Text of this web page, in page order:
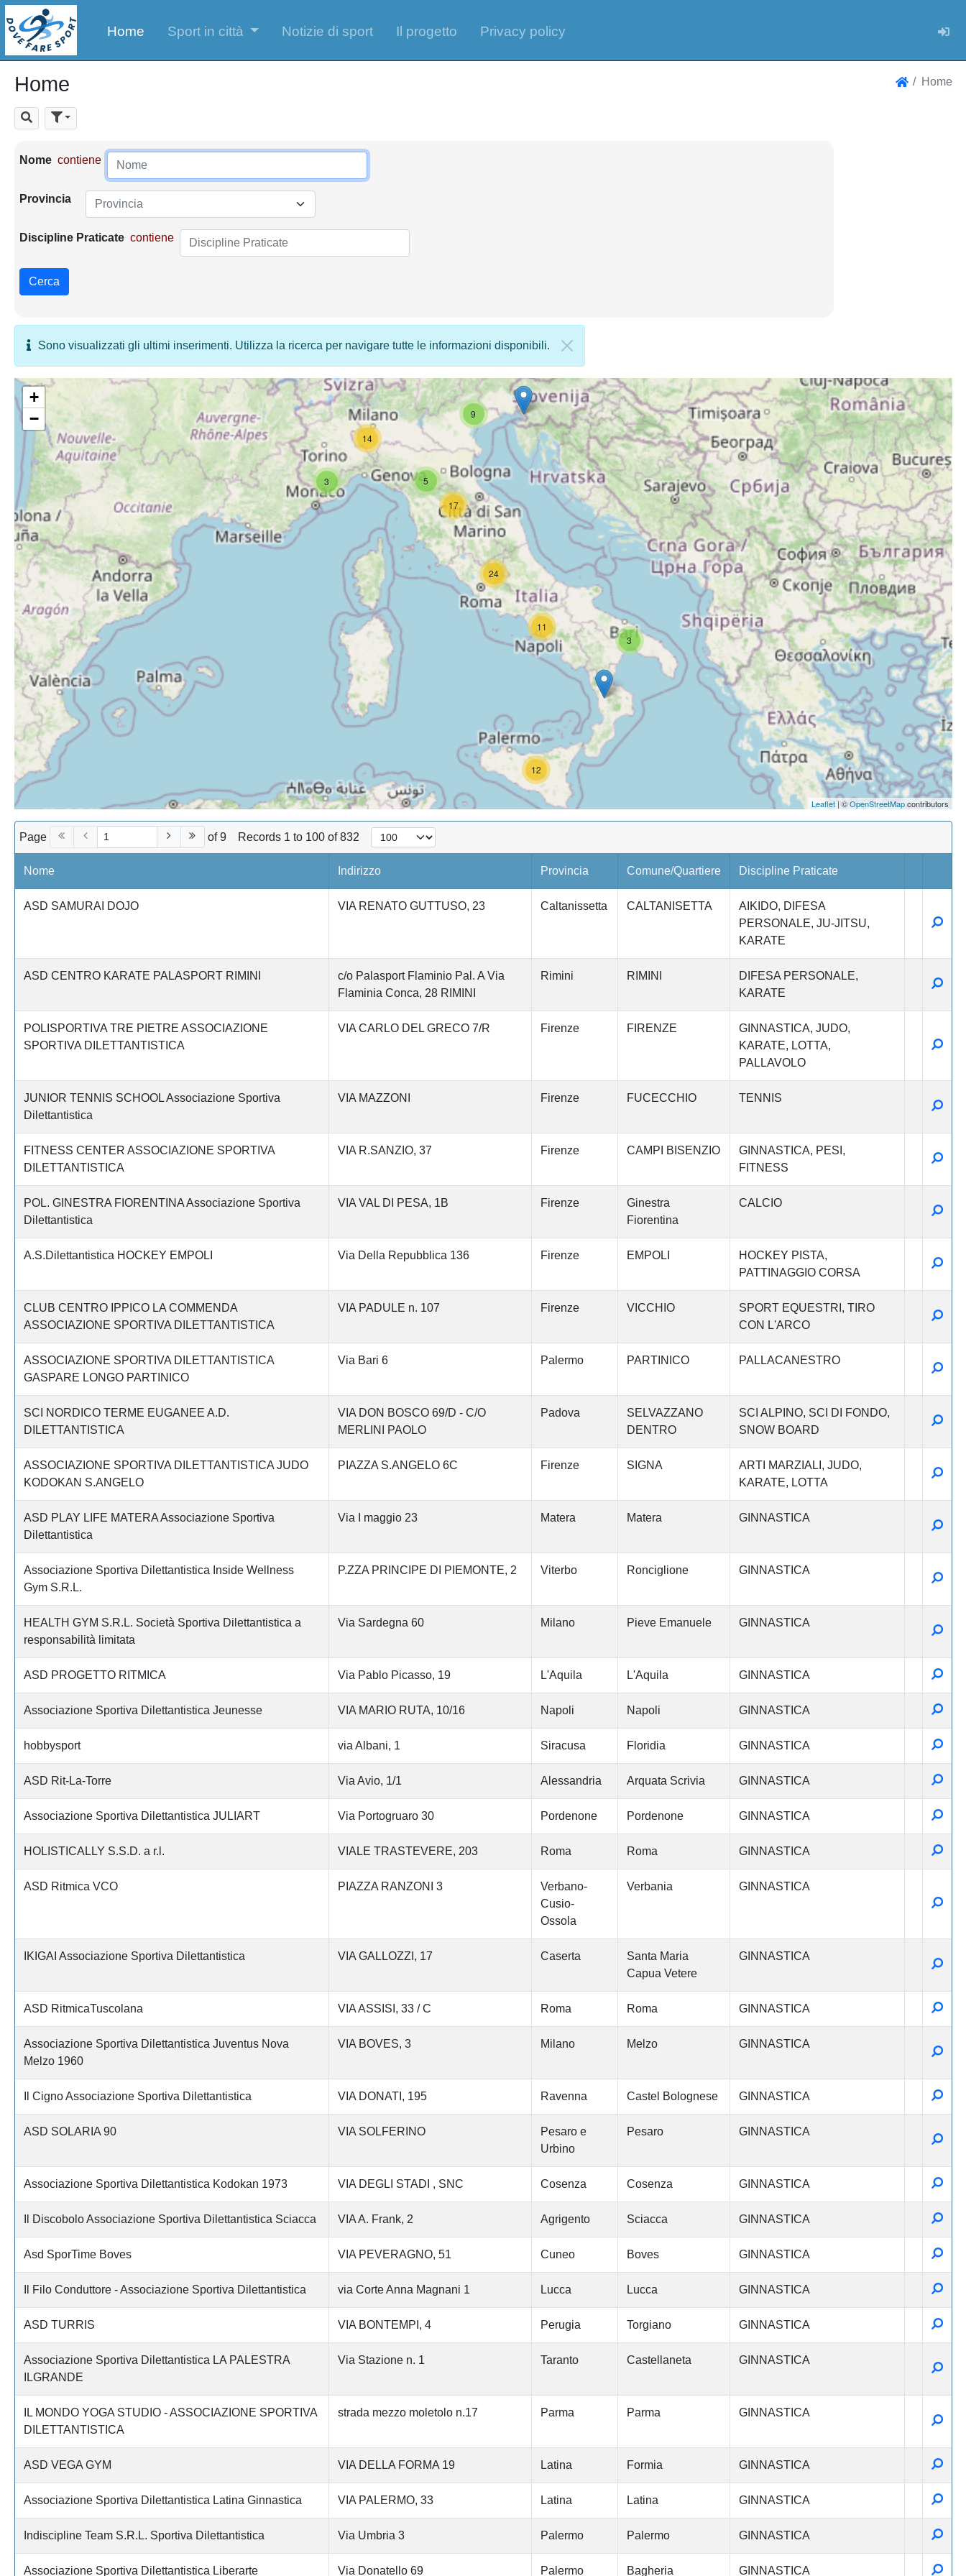
Home Sport in città Notizie di sport Il progetto Privacy policy
Home Home
CercaParametri di ricerca
Nome contiene
Provincia Provincia
Discipline Praticate contiene
Cerca
Sono visualizzati gli ultimi inserimenti. Utilizza la ricerca per navigare tutte le informazioni disponibili.
3
11
12
3 5
14
9
24
17
+
−
Leaflet| ©OpenStreetMapcontributors
Page of 9 Records 1 to 100 of 832
Nome Indirizzo Provincia Comune/Quartiere Discipline Praticate
ASD SAMURAI DOJO VIA RENATO GUTTUSO, 23 Caltanissetta CALTANISETTA AIKIDO
DIFESA
PERSONALE JU-JITSU
KARATE
ASD CENTRO KARATE PALASPORT RIMINI
c/o Palasport Flaminio Pal. A Via
Flaminia Conca, 28 RIMINI
Rimini RIMINI
DIFESA PERSONALE
KARATE
POLISPORTIVA TRE PIETRE ASSOCIAZIONE
SPORTIVA DILETTANTISTICA
VIA CARLO DEL GRECO 7/R Firenze FIRENZE GINNASTICA JUDO
KARATE
LOTTA
PALLAVOLO
JUNIOR TENNIS SCHOOL Associazione Sportiva
Dilettantistica
VIA MAZZONI Firenze FUCECCHIO TENNIS
FITNESS CENTER ASSOCIAZIONE SPORTIVA
DILETTANTISTICA
VIA R.SANZIO, 37 Firenze CAMPI BISENZIO GINNASTICA
PESI
FITNESS
POL. GINESTRA FIORENTINA Associazione Sportiva
Dilettantistica
VIA VAL DI PESA, 1B Firenze
Ginestra
Fiorentina
CALCIO
A.S.Dilettantistica HOCKEY EMPOLI Via Della Repubblica 136 Firenze EMPOLI
HOCKEY PISTA
PATTINAGGIO CORSA
CLUB CENTRO IPPICO LA COMMENDA
ASSOCIAZIONE SPORTIVA DILETTANTISTICA
VIA PADULE n. 107 Firenze VICCHIO SPORT EQUESTRI
TIRO
CON L'ARCO
ASSOCIAZIONE SPORTIVA DILETTANTISTICA
GASPARE LONGO PARTINICO
Via Bari 6 Palermo PARTINICO PALLACANESTRO
SCI NORDICO TERME EUGANEE A.D.
DILETTANTISTICA
VIA DON BOSCO 69/D - C/O
MERLINI PAOLO
Padova
SELVAZZANO
DENTRO
SCI ALPINO SCI DI FONDO
SNOW BOARD
ASSOCIAZIONE SPORTIVA DILETTANTISTICA JUDO
KODOKAN S.ANGELO
PIAZZA S.ANGELO 6C Firenze SIGNA ARTI MARZIALI
JUDO
KARATE
LOTTA
ASD PLAY LIFE MATERA Associazione Sportiva
Dilettantistica
Via I maggio 23 Matera Matera GINNASTICA
Associazione Sportiva Dilettantistica Inside Wellness
Gym S.R.L.
P.ZZA PRINCIPE DI PIEMONTE, 2 Viterbo Ronciglione GINNASTICA
HEALTH GYM S.R.L. Società Sportiva Dilettantistica a
responsabilità limitata
Via Sardegna 60 Milano Pieve Emanuele GINNASTICA
ASD PROGETTO RITMICA Via Pablo Picasso, 19 L'Aquila L'Aquila GINNASTICA
Associazione Sportiva Dilettantistica Jeunesse VIA MARIO RUTA, 10/16 Napoli Napoli GINNASTICA
hobbysport via Albani, 1 Siracusa Floridia GINNASTICA
ASD Rit-La-Torre Via Avio, 1/1 Alessandria Arquata Scrivia GINNASTICA
Associazione Sportiva Dilettantistica JULIART Via Portogruaro 30 Pordenone Pordenone GINNASTICA
HOLISTICALLY S.S.D. a r.l. VIALE TRASTEVERE, 203 Roma Roma GINNASTICA
ASD Ritmica VCO PIAZZA RANZONI 3
Verbano-
Cusio-
Ossola
Verbania GINNASTICA
IKIGAI Associazione Sportiva Dilettantistica VIA GALLOZZI, 17 Caserta
Santa Maria
Capua Vetere
GINNASTICA
ASD RitmicaTuscolana VIA ASSISI, 33 / C Roma Roma GINNASTICA
Associazione Sportiva Dilettantistica Juventus Nova
Melzo 1960
VIA BOVES, 3 Milano Melzo GINNASTICA
Il Cigno Associazione Sportiva Dilettantistica VIA DONATI, 195 Ravenna Castel Bolognese GINNASTICA
ASD SOLARIA 90 VIA SOLFERINO
Pesaro e
Urbino
Pesaro GINNASTICA
Associazione Sportiva Dilettantistica Kodokan 1973 VIA DEGLI STADI , SNC Cosenza Cosenza GINNASTICA
Il Discobolo Associazione Sportiva Dilettantistica Sciacca VIA A. Frank, 2 Agrigento Sciacca GINNASTICA
Asd SporTime Boves VIA PEVERAGNO, 51 Cuneo Boves GINNASTICA
Il Filo Conduttore - Associazione Sportiva Dilettantistica via Corte Anna Magnani 1 Lucca Lucca GINNASTICA
ASD TURRIS VIA BONTEMPI, 4 Perugia Torgiano GINNASTICA
Associazione Sportiva Dilettantistica LA PALESTRA
ILGRANDE
Via Stazione n. 1 Taranto Castellaneta GINNASTICA
IL MONDO YOGA STUDIO - ASSOCIAZIONE SPORTIVA
DILETTANTISTICA
strada mezzo moletolo n.17 Parma Parma GINNASTICA
ASD VEGA GYM VIA DELLA FORMA 19 Latina Formia GINNASTICA
Associazione Sportiva Dilettantistica Latina Ginnastica VIA PALERMO, 33 Latina Latina GINNASTICA
Indiscipline Team S.R.L. Sportiva Dilettantistica Via Umbria 3 Palermo Palermo GINNASTICA
Associazione Sportiva Dilettantistica Liberarte Via Donatello 69 Palermo Bagheria GINNASTICA